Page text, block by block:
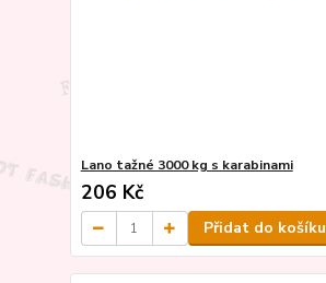
Lano tažné 3000 kg s karabinami
206 Kč
Přidat do košíku